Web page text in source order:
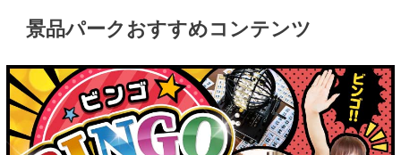
景品パークおすすめコンテンツ